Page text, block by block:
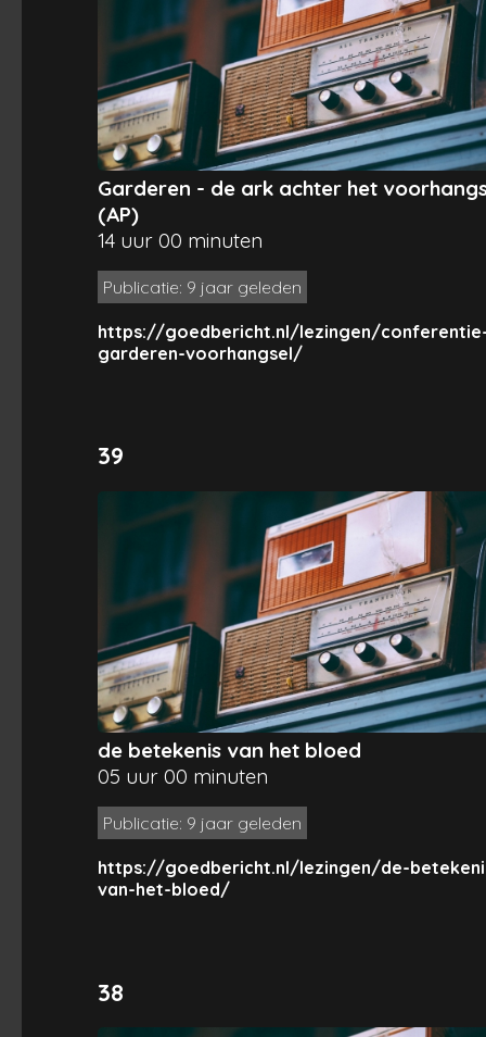
Garderen - de ark achter het
(AP)
14 uur 00 minuten
Publicatie: 9 jaar geleden
https://goedbericht.nl/lezingen/
garderen-voorhangsel/
39
de betekenis van het bloed
05 uur 00 minuten
Publicatie: 9 jaar geleden
https://goedbericht.nl/lezingen/de-
van-het-bloed/
38